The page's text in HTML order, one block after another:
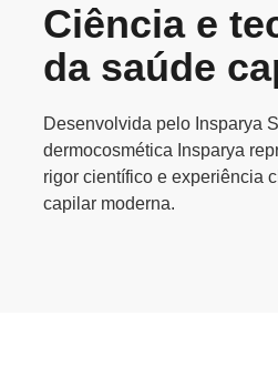
Ciência e
da saúde
Desenvolvida pelo Insparya
dermocosmética Insparya
rigor científico e experiência
capilar moderna.